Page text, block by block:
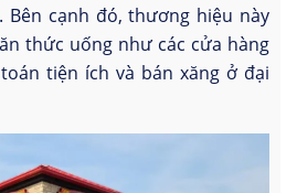
Bên cạnh đó, thương hiệu này
thức uống như các cửa hàng
tiện ích và bán xăng ở đại